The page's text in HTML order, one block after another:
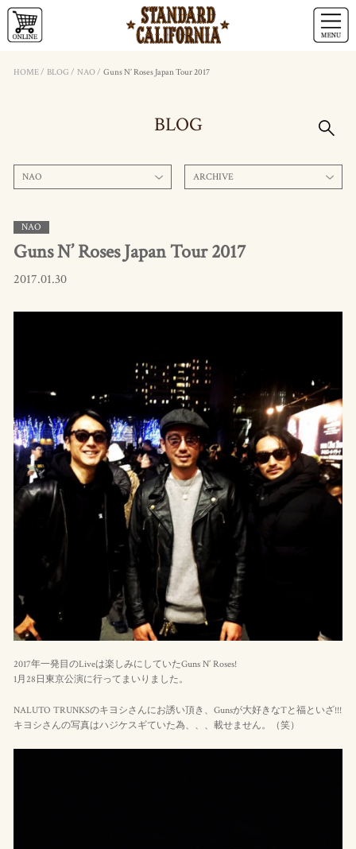
HOME/ BLOG / NAO/ Guns N’ Roses Japan Tour 2017
BLOG
NAO ARCHIVE
NAO
Guns N’ Roses Japan Tour 2017
2017.01.30
2017年一発目のLiveは楽しみにしていたGuns N’ Roses!
1月28日東京公演に行ってまいりました。
NALUTO TRUNKSのキヨシさんにお誘い頂き、Gunsが大好きなTと福といざ!!!
キヨシさんの写真はハジケスギていた為、、、載せません。（笑）